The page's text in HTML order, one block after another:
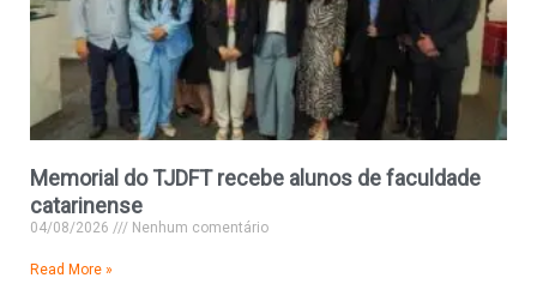
Memorial do TJDFT recebe alunos de faculdade
catarinense
04/08/2026 Nenhum comentário
Read More »